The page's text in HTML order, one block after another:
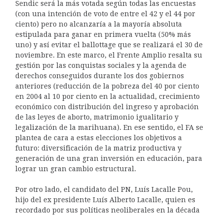
Sendic será la más votada según todas las encuestas
(con una intención de voto de entre el 42 y el 44 por
ciento) pero no alcanzaría a la mayoría absoluta
estipulada para ganar en primera vuelta (50% más
uno) y así evitar el ballottage que se realizará el 30 de
noviembre. En este marco, el Frente Amplio resalta su
gestión por las conquistas sociales y la agenda de
derechos conseguidos durante los dos gobiernos
anteriores (reducción de la pobreza del 40 por ciento
en 2004 al 10 por ciento en la actualidad, crecimiento
económico con distribución del ingreso y aprobación
de las leyes de aborto, matrimonio igualitario y
legalización de la marihuana). En ese sentido, el FA se
plantea de cara a estas elecciones los objetivos a
futuro: diversificación de la matriz productiva y
generación de una gran inversión en educación, para
lograr un gran cambio estructural.
Por otro lado, el candidato del PN, Luís Lacalle Pou,
hijo del ex presidente Luís Alberto Lacalle, quien es
recordado por sus políticas neoliberales en la década